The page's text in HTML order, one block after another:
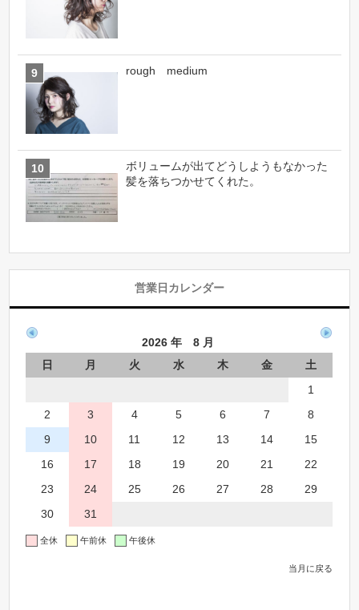
rough medium
ボリュームが出てどうしようもなかった
髪を落ちつかせてくれた。
営業日カレンダー
2026 年 8 月
日
月 火 水 木 金
土
1
2
3 4 5 6 7
8
9
10 11 12 13 14
15
16
17 18 19 20 21
22
23
24 25 26 27 28
29
30
31
全休 午前休 午後休
当月に戻る